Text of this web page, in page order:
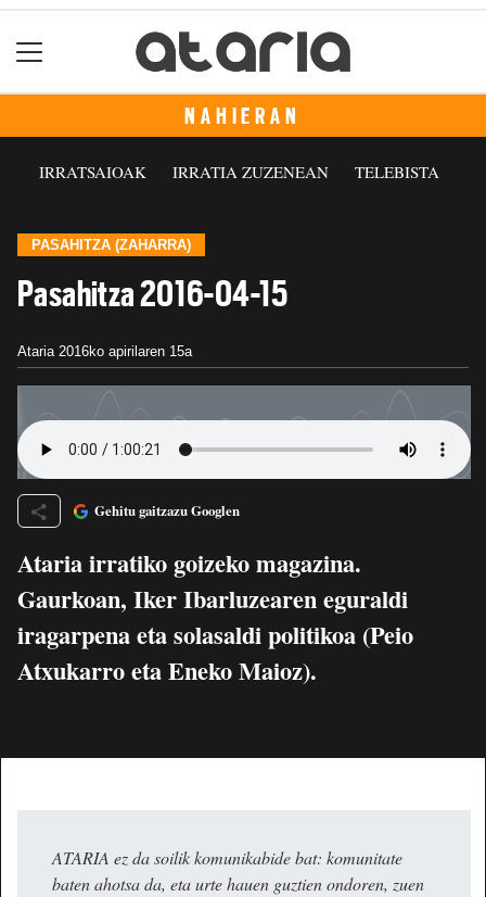
NAHIERAN
IRRATSAIOAK IRRATIA ZUZENEAN TELEBISTA
PASAHITZA (ZAHARRA)
Pasahitza 2016-04-15
Ataria 2016ko apirilaren 15a
Gehitu gaitzazu Googlen
Ataria irratiko goizeko magazina.
Gaurkoan, Iker Ibarluzearen eguraldi
iragarpena eta solasaldi politikoa (Peio
Atxukarro eta Eneko Maioz).
ATARIA ez da soilik komunikabide bat: komunitate
baten ahotsa da, eta urte hauen guztien ondoren, zuen